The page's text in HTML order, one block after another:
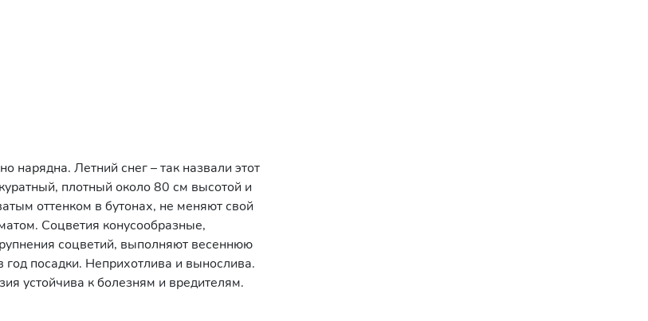
нарядна. Летний снег – так назвали этот
плотный около 80 см высотой и
оттенком в бутонах, не меняют свой
Соцветия конусообразные,
соцветий, выполняют весеннюю
год посадки. Неприхотлива и вынослива.
устойчива к болезням и вредителям.